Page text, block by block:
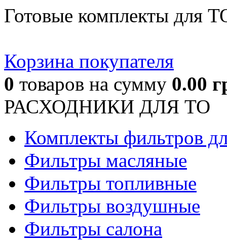
Готовые комплекты для
Корзина покупателя
0 товаров на сумму 0.00
РАСХОДНИКИ ДЛЯ ТО
Комплекты фильтров
Фильтры масляные
Фильтры топливные
Фильтры воздушные
Фильтры салона